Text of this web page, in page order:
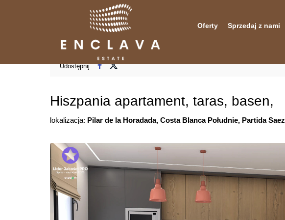
Oferty Sprzedaj z nami
Udostępnij
Hiszpania apartament, taras, basen,
lokalizacja: Pilar de la Horadada, Costa Blanca Południe, Partida Saez